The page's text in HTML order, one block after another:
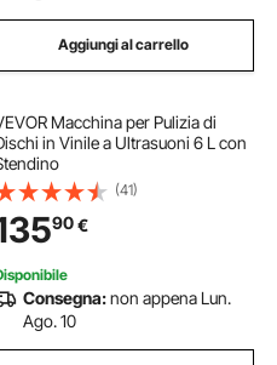
Aggiungi al carrello
Macchina per Pulizia di
in Vinile a Ultrasuoni 6 L con
(41)
90€
Consegna:non appena Lun.
Ago. 10